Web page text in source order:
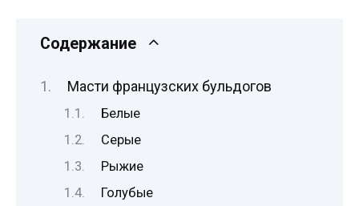
Содержание
Масти французских бульдогов
Белые
Серые
Рыжие
Голубые